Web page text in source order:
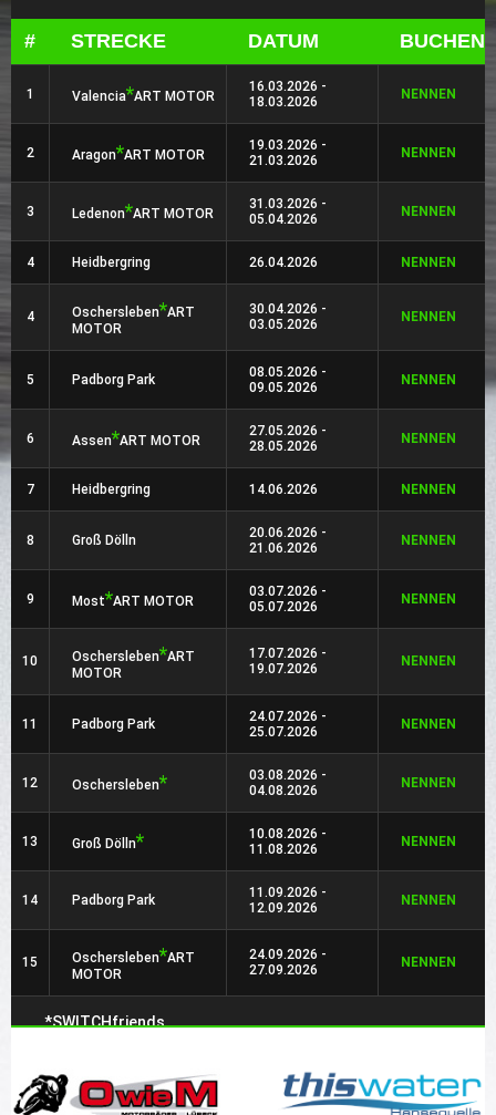
# STRECKE DATUM BUCHEN
1 Valencia*ART MOTOR
16.03.2026 -
18.03.2026
NENNEN
2 Aragon*ART MOTOR
19.03.2026 -
21.03.2026
NENNEN
3 Ledenon*ART MOTOR
31.03.2026 -
05.04.2026
NENNEN
4 Heidbergring 26.04.2026 NENNEN
4 Oschersleben*ART
MOTOR
30.04.2026 -
03.05.2026
NENNEN
5 Padborg Park
08.05.2026 -
09.05.2026
NENNEN
6 Assen*ART MOTOR
27.05.2026 -
28.05.2026
NENNEN
7 Heidbergring 14.06.2026 NENNEN
8 Groß Dölln
20.06.2026 -
21.06.2026
NENNEN
9 Most*ART MOTOR
03.07.2026 -
05.07.2026
NENNEN
10 Oschersleben*ART
MOTOR
17.07.2026 -
19.07.2026
NENNEN
11 Padborg Park
24.07.2026 -
25.07.2026
NENNEN
12 Oschersleben*
03.08.2026 -
04.08.2026
NENNEN
13 Groß Dölln*
10.08.2026 -
11.08.2026
NENNEN
14 Padborg Park
11.09.2026 -
12.09.2026
NENNEN
15 Oschersleben*ART
MOTOR
24.09.2026 -
27.09.2026
NENNEN
*SWITCHfriends